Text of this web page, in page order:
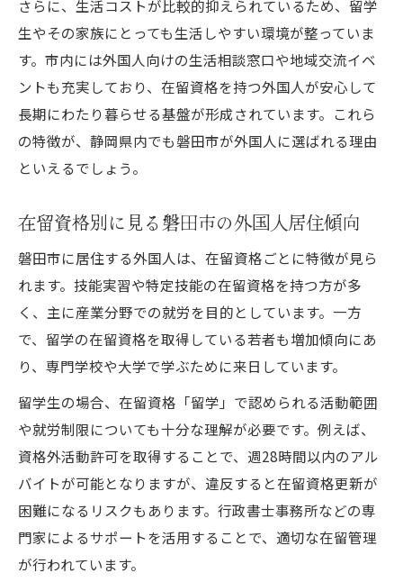
さらに、生活コストが比較的抑えられているため、留学
生やその家族にとっても生活しやすい環境が整っていま
す。市内には外国人向けの生活相談窓口や地域交流イベ
ントも充実しており、在留資格を持つ外国人が安心して
長期にわたり暮らせる基盤が形成されています。これら
の特徴が、静岡県内でも磐田市が外国人に選ばれる理由
といえるでしょう。
在留資格別に見る磐田市の外国人居住傾向
磐田市に居住する外国人は、在留資格ごとに特徴が見ら
れます。技能実習や特定技能の在留資格を持つ方が多
く、主に産業分野での就労を目的としています。一方
で、留学の在留資格を取得している若者も増加傾向にあ
り、専門学校や大学で学ぶために来日しています。
留学生の場合、在留資格「留学」で認められる活動範囲
や就労制限についても十分な理解が必要です。例えば、
資格外活動許可を取得することで、週28時間以内のアル
バイトが可能となりますが、違反すると在留資格更新が
困難になるリスクもあります。行政書士事務所などの専
門家によるサポートを活用することで、適切な在留管理
が行われています。